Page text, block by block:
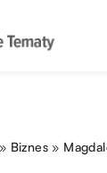
» Biznes »